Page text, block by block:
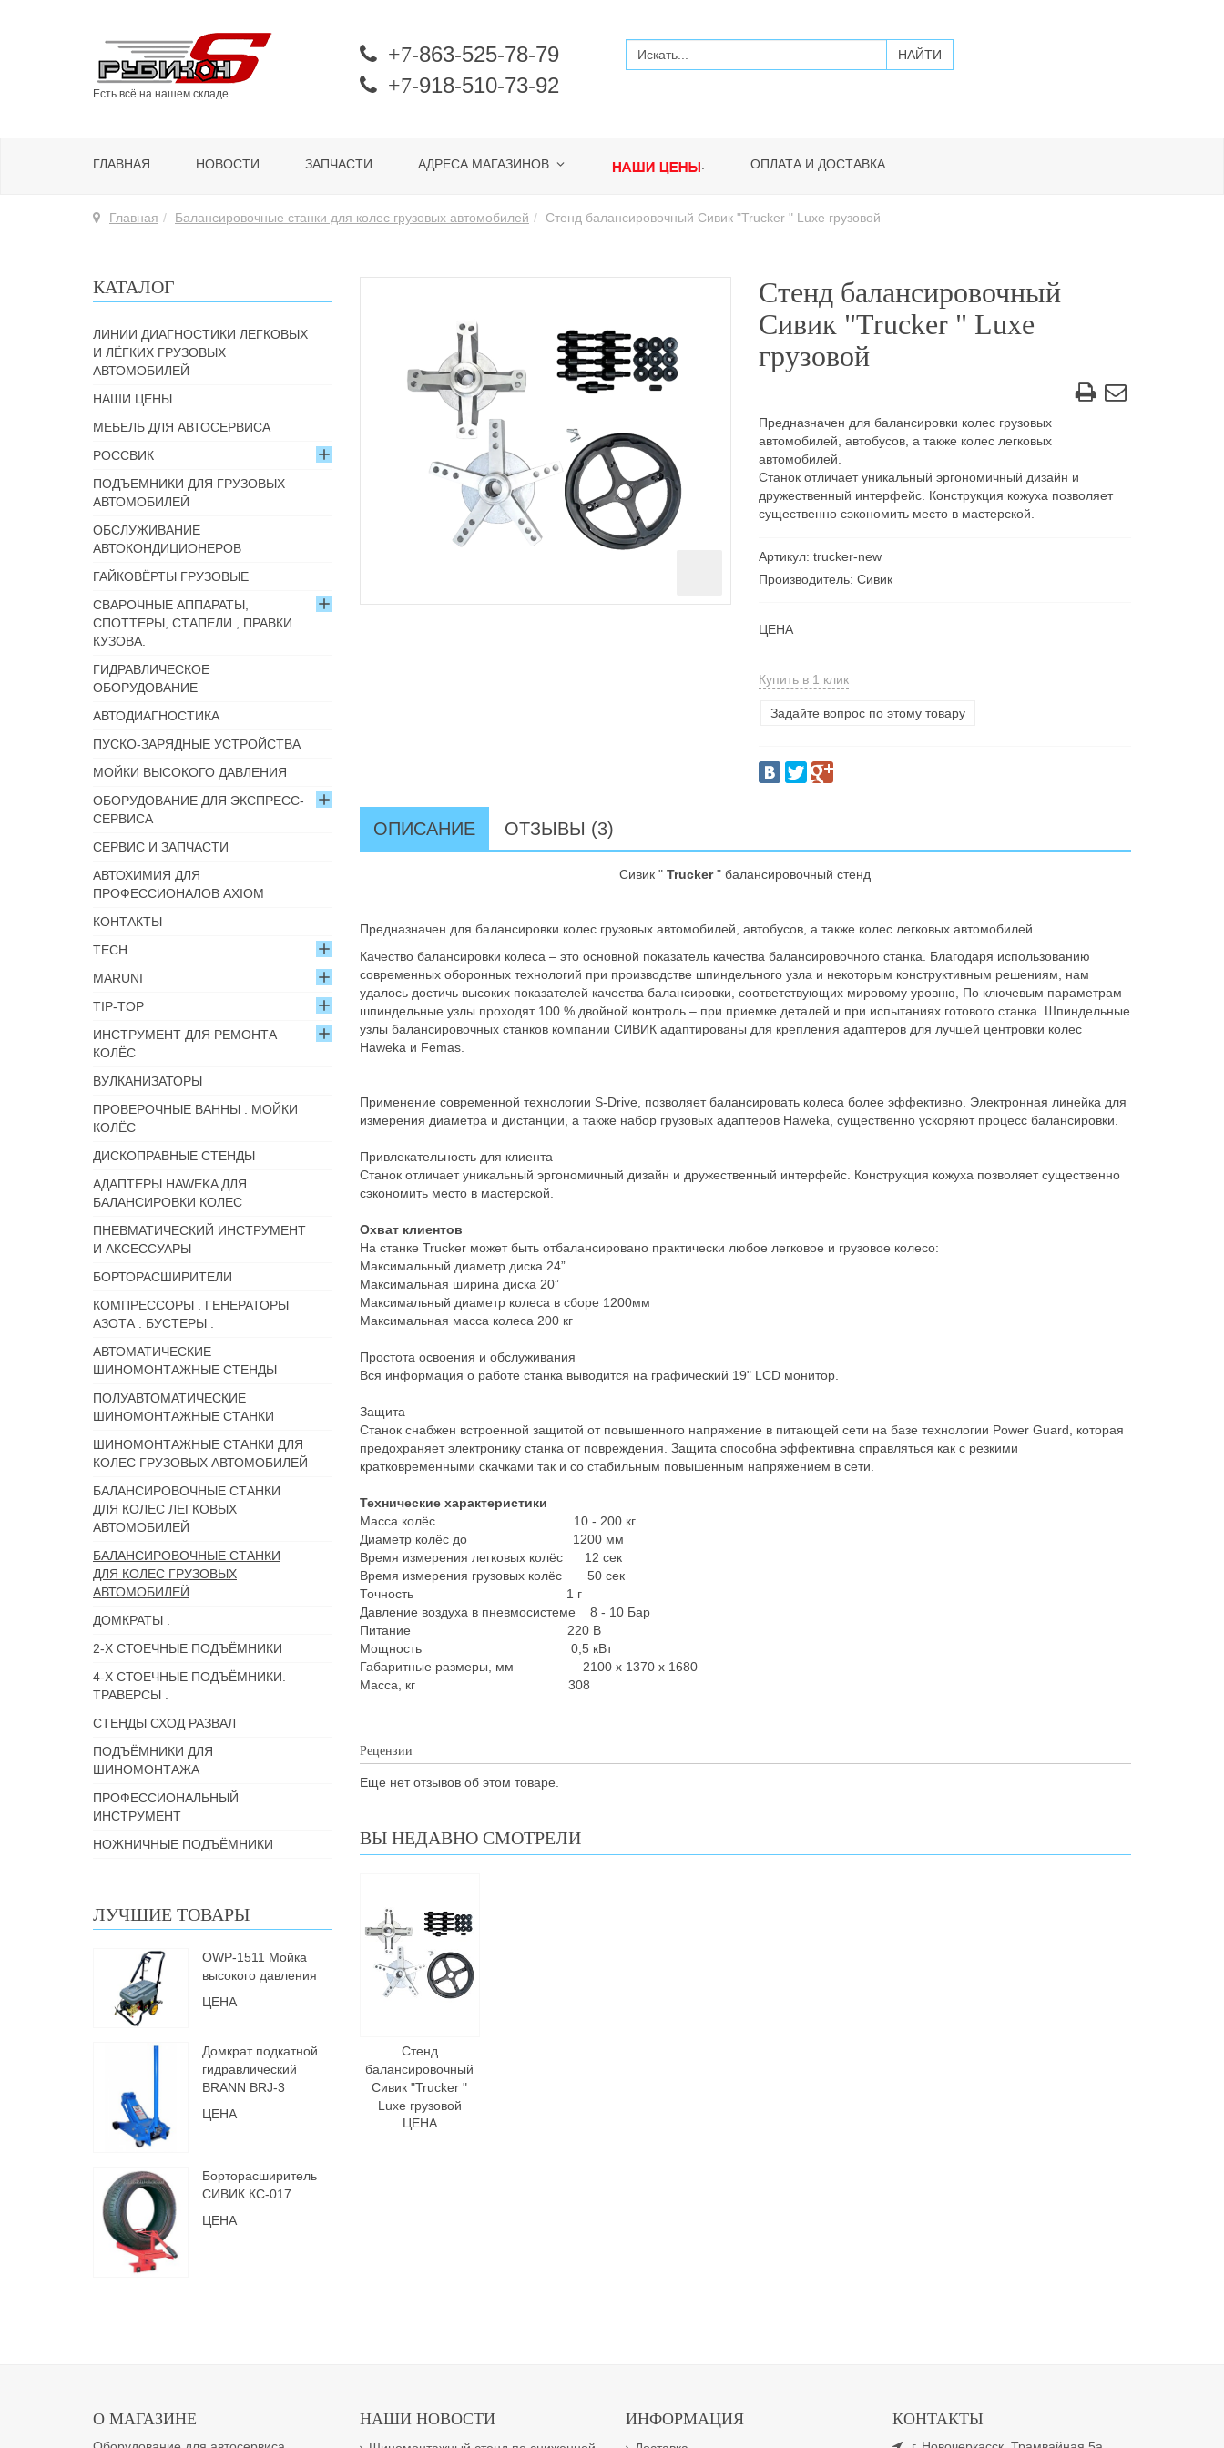
Есть всё на нашем складе
+7-863-525-78-79
+7-918-510-73-92
ГЛАВНАЯ НОВОСТИ ЗАПЧАСТИ АДРЕСА МАГАЗИНОВ . ОПЛАТА И ДОСТАВКА
Главная Балансировочные станки для колес грузовых автомобилей Стенд балансировочный Сивик "Trucker " Luxe грузовой
Стенд балансировочный
Сивик "Trucker " Luxe
грузовой
Предназначен для балансировки колес грузовых
автомобилей, автобусов, а также колес легковых
автомобилей.
Станок отличает уникальный эргономичный дизайн и
дружественный интерфейс. Конструкция кожуха позволяет
существенно сэкономить место в мастерской.
Артикул: trucker-new
Производитель: Сивик
ЦЕНА
Купить в 1 клик
Задайте вопрос по этому товару
ОПИСАНИЕ ОТЗЫВЫ (3)
Сивик "Trucker" балансировочный стенд
Предназначен для балансировки колес грузовых автомобилей, автобусов, а также колес легковых автомобилей.
Качество балансировки колеса – это основной показатель качества балансировочного станка. Благодаря использованию
современных оборонных технологий при производстве шпиндельного узла и некоторым конструктивным решениям, нам
удалось достичь высоких показателей качества балансировки, соответствующих мировому уровню, По ключевым параметрам
шпиндельные узлы проходят 100 % двойной контроль – при приемке деталей и при испытаниях готового станка. Шпиндельные
узлы балансировочных станков компании СИВИК адаптированы для крепления адаптеров для лучшей центровки колес
Haweka и Femas.
Применение современной технологии S-Drive, позволяет балансировать колеса более эффективно. Электронная линейка для
измерения диаметра и дистанции, а также набор грузовых адаптеров Haweka, существенно ускоряют процесс балансировки.
Привлекательность для клиента
Станок отличает уникальный эргономичный дизайн и дружественный интерфейс. Конструкция кожуха позволяет существенно
сэкономить место в мастерской.
Охват клиентов
На станке Trucker может быть отбалансировано практически любое легковое и грузовое колесо:
Максимальный диаметр диска 24”
Максимальная ширина диска 20”
Максимальный диаметр колеса в сборе 1200мм
Максимальная масса колеса 200 кг
Простота освоения и обслуживания
Вся информация о работе станка выводится на графический 19" LCD монитор.
Защита
Станок снабжен встроенной защитой от повышенного напряжение в питающей сети на базе технологии Power Guard, которая
предохраняет электронику станка от повреждения. Защита способна эффективна справляться как с резкими
кратковременными скачками так и со стабильным повышенным напряжением в сети.
Технические характеристики
Масса колёс 10 - 200 кг
Диаметр колёс до 1200 мм
Время измерения легковых колёс 12 сек
Время измерения грузовых колёс 50 сек
Точность 1 г
Давление воздуха в пневмосистеме 8 - 10 Бар
Питание 220 В
Мощность 0,5 кВт
Габаритные размеры, мм 2100 х 1370 х 1680
Масса, кг 308
Рецензии
Еще нет отзывов об этом товаре.
ВЫ НЕДАВНО СМОТРЕЛИ
Стенд
балансировочный
Сивик "Trucker "
Luxe грузовой
ЦЕНА
КАТАЛОГ
ЛИНИИ ДИАГНОСТИКИ ЛЕГКОВЫХ
И ЛЁГКИХ ГРУЗОВЫХ
АВТОМОБИЛЕЙ
НАШИ ЦЕНЫ
МЕБЕЛЬ ДЛЯ АВТОСЕРВИСА
РОССВИК
ПОДЪЕМНИКИ ДЛЯ ГРУЗОВЫХ
АВТОМОБИЛЕЙ
ОБСЛУЖИВАНИЕ
АВТОКОНДИЦИОНЕРОВ
ГАЙКОВЁРТЫ ГРУЗОВЫЕ
СВАРОЧНЫЕ АППАРАТЫ,
СПОТТЕРЫ, СТАПЕЛИ , ПРАВКИ
КУЗОВА.
ГИДРАВЛИЧЕСКОЕ
ОБОРУДОВАНИЕ
АВТОДИАГНОСТИКА
ПУСКО-ЗАРЯДНЫЕ УСТРОЙСТВА
МОЙКИ ВЫСОКОГО ДАВЛЕНИЯ
ОБОРУДОВАНИЕ ДЛЯ ЭКСПРЕСС-
СЕРВИСА
СЕРВИС И ЗАПЧАСТИ
АВТОХИМИЯ ДЛЯ
ПРОФЕССИОНАЛОВ AXIOM
КОНТАКТЫ
TECH
MARUNI
TIP-TOP
ИНСТРУМЕНТ ДЛЯ РЕМОНТА
КОЛЁС
ВУЛКАНИЗАТОРЫ
ПРОВЕРОЧНЫЕ ВАННЫ . МОЙКИ
КОЛЁС
ДИСКОПРАВНЫЕ СТЕНДЫ
АДАПТЕРЫ HAWEKA ДЛЯ
БАЛАНСИРОВКИ КОЛЕС
ПНЕВМАТИЧЕСКИЙ ИНСТРУМЕНТ
И АКСЕССУАРЫ
БОРТОРАСШИРИТЕЛИ
КОМПРЕССОРЫ . ГЕНЕРАТОРЫ
АЗОТА . БУСТЕРЫ .
АВТОМАТИЧЕСКИЕ
ШИНОМОНТАЖНЫЕ СТЕНДЫ
ПОЛУАВТОМАТИЧЕСКИЕ
ШИНОМОНТАЖНЫЕ СТАНКИ
ШИНОМОНТАЖНЫЕ СТАНКИ ДЛЯ
КОЛЕС ГРУЗОВЫХ АВТОМОБИЛЕЙ
БАЛАНСИРОВОЧНЫЕ СТАНКИ
ДЛЯ КОЛЕС ЛЕГКОВЫХ
АВТОМОБИЛЕЙ
БАЛАНСИРОВОЧНЫЕ СТАНКИ
ДЛЯ КОЛЕС ГРУЗОВЫХ
АВТОМОБИЛЕЙ
ДОМКРАТЫ .
2-Х СТОЕЧНЫЕ ПОДЪЁМНИКИ
4-Х СТОЕЧНЫЕ ПОДЪЁМНИКИ.
ТРАВЕРСЫ .
СТЕНДЫ СХОД РАЗВАЛ
ПОДЪЁМНИКИ ДЛЯ
ШИНОМОНТАЖА
ПРОФЕССИОНАЛЬНЫЙ
ИНСТРУМЕНТ
НОЖНИЧНЫЕ ПОДЪЁМНИКИ
ЛУЧШИЕ ТОВАРЫ
OWP-1511 Мойка
высокого давления
ЦЕНА
Домкрат подкатной
гидравлический
BRANN BRJ-3
ЦЕНА
Борторасширитель
СИВИК КС-017
ЦЕНА
О МАГАЗИНЕ НАШИ НОВОСТИ ИНФОРМАЦИЯ КОНТАКТЫ